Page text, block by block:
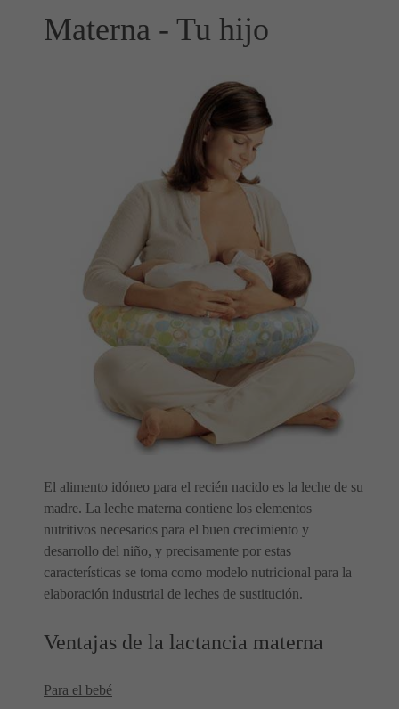
Materna - Tu hijo
El alimento idóneo para el recién nacido es la leche de su
madre. La leche materna contiene los elementos
nutritivos necesarios para el buen crecimiento y
desarrollo del niño, y precisamente por estas
características se toma como modelo nutricional para la
elaboración industrial de leches de sustitución.
Ventajas de la lactancia materna
Para el bebé